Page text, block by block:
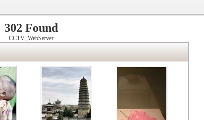
302 Found
CCTV_WebServer